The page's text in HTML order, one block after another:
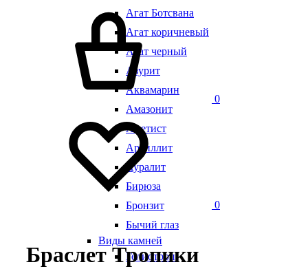
Агат Ботсвана
Агат коричневый
Агат черный
Азурит
Аквамарин
Амазонит
Аметист
Аргиллит
Ауралит
Бирюза
Бронзит
Бычий глаз
Виды камней
Гелиотроп
0
0
Браслет Тропики